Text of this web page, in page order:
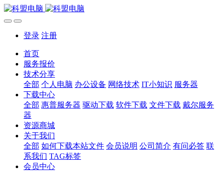
登录 注册
首页
服务报价
技术分享
全部 个人电脑 办公设备 网络技术 IT小知识 服务器
下载中心
全部 惠普服务器 驱动下载 软件下载 文件下载 戴尔服务
器
资源商城
关于我们
全部 如何下载本站文件 会员说明 公司简介 有问必答 联
系我们 TAG标签
会员中心